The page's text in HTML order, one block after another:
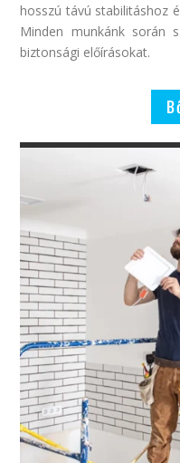
hosszú távú stabilitáshoz
Minden munkánk során
biztonsági előírásokat.